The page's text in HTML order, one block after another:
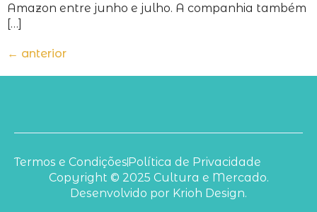
Amazon entre junho e julho. A companhia também
[…]
← anterior
Copyright © 2025 Cultura e Mercado.
Desenvolvido por Krioh Design.
Termos e CondiçõesPolítica de Privacidade